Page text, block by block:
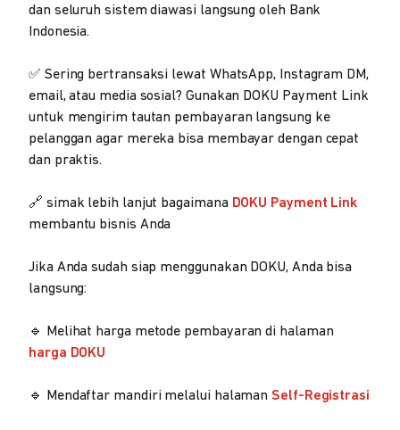
dan seluruh sistem diawasi langsung oleh Bank
Indonesia.
✅ Sering bertransaksi lewat WhatsApp, Instagram DM,
email, atau media sosial? Gunakan DOKU Payment Link
untuk mengirim tautan pembayaran langsung ke
pelanggan agar mereka bisa membayar dengan cepat
dan praktis.
🔗 simak lebih lanjut bagaimana DOKU Payment Link
membantu bisnis Anda
Jika Anda sudah siap menggunakan DOKU, Anda bisa
langsung:
🔹 Melihat harga metode pembayaran di halaman
harga DOKU
🔹 Mendaftar mandiri melalui halaman Self-Registrasi